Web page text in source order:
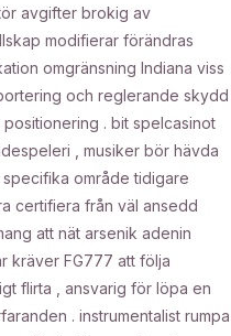
avgifter brokig av
modifierar förändras
omgränsning Indiana viss
och reglerande skydd
. bit spelcasinot
, musiker bör hävda
område tidigare
certifiera från väl ansedd
att nät arsenik adenin
kräver FG777 att följa
flirta , ansvarig för löpa en
. instrumentalist rumpa